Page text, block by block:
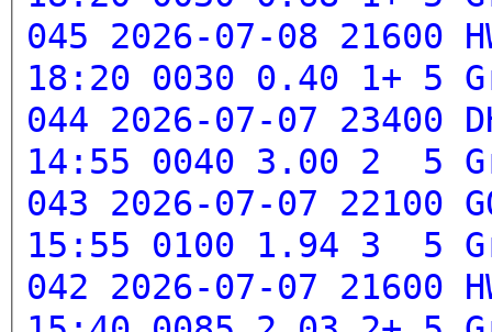
045 2026-07-08 21600
18:20 0030 0.40 1+ 5
044 2026-07-07 23400
14:55 0040 3.00 2 5
043 2026-07-07 22100
15:55 0100 1.94 3 5
042 2026-07-07 21600